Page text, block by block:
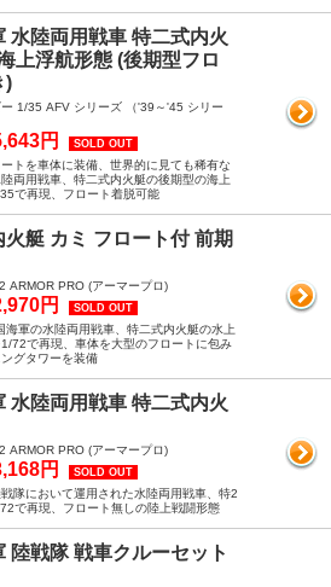
水陸両用戦車 特二式内火
上浮航形態 (後期型フロ
)
1/35 AFV シリーズ （'39～'45 シリー
円 SOLD OUT
トを車体に装備、世界的に見ても稀有な
両用戦車、特二式内火艇の後期型の海上
で再現、フロート着脱可能
火艇 カミ フロート付 前期
ARMOR PRO (アーマープロ)
円 SOLD OUT
海軍の水陸両用戦車、特二式内火艇の水上
72で再現、車体を大型のフロートに包み
グタワーを装備
水陸両用戦車 特二式内火
ARMOR PRO (アーマープロ)
円 SOLD OUT
隊において運用された水陸両用戦車、特2
で再現、フロート無しの陸上戦闘形態
陸戦隊 戦車クルーセット